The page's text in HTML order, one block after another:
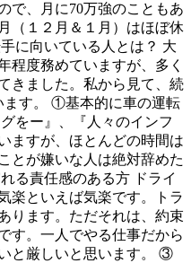
で、月に70万強のこともあ
（１２月＆１月）はほぼ休
に向いている人とは？ 大
程度務めていますが、多く
きました。私から見て、続
ます。 ①基本的に車の運転
をー』、『人々のインフ
ますが、ほとんどの時間は
とが嫌いな人は絶対辞めた
る責任感のある方 ドライ
楽といえば気楽です。トラ
ります。ただそれは、約束
す。一人でやる仕事だから
と厳しいと思います。 ③